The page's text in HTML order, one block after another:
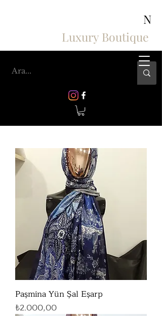
N
Luxury Boutique
Paşmina Yün Şal Eşarp
Fiyat
₺2.000,00